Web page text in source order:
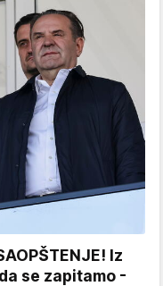
Iz
se zapitamo -